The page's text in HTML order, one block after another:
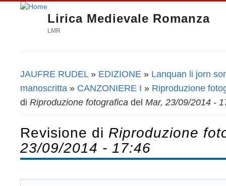
Lirica Medievale Romanza
LMR
Tu sei qui
JAUFRE RUDEL » EDIZIONE » Lanquan li jorn
manoscritta » CANZONIERE I » Riproduzione
di Riproduzione fotografica del Mar, 23/09/2014 -
Revisione di Riproduzione
23/09/2014 - 17:46